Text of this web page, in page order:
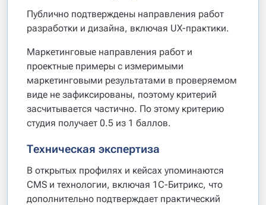
Публично подтверждены направления работ
разработки и дизайна, включая UX-практики.
Маркетинговые направления работ и
проектные примеры с измеримыми
маркетинговыми результатами в проверяемом
виде не зафиксированы, поэтому критерий
засчитывается частично. По этому критерию
студия получает 0.5 из 1 баллов.
Техническая экспертиза
В открытых профилях и кейсах упоминаются
CMS и технологии, включая 1С-Битрикс, что
дополнительно подтверждает практический